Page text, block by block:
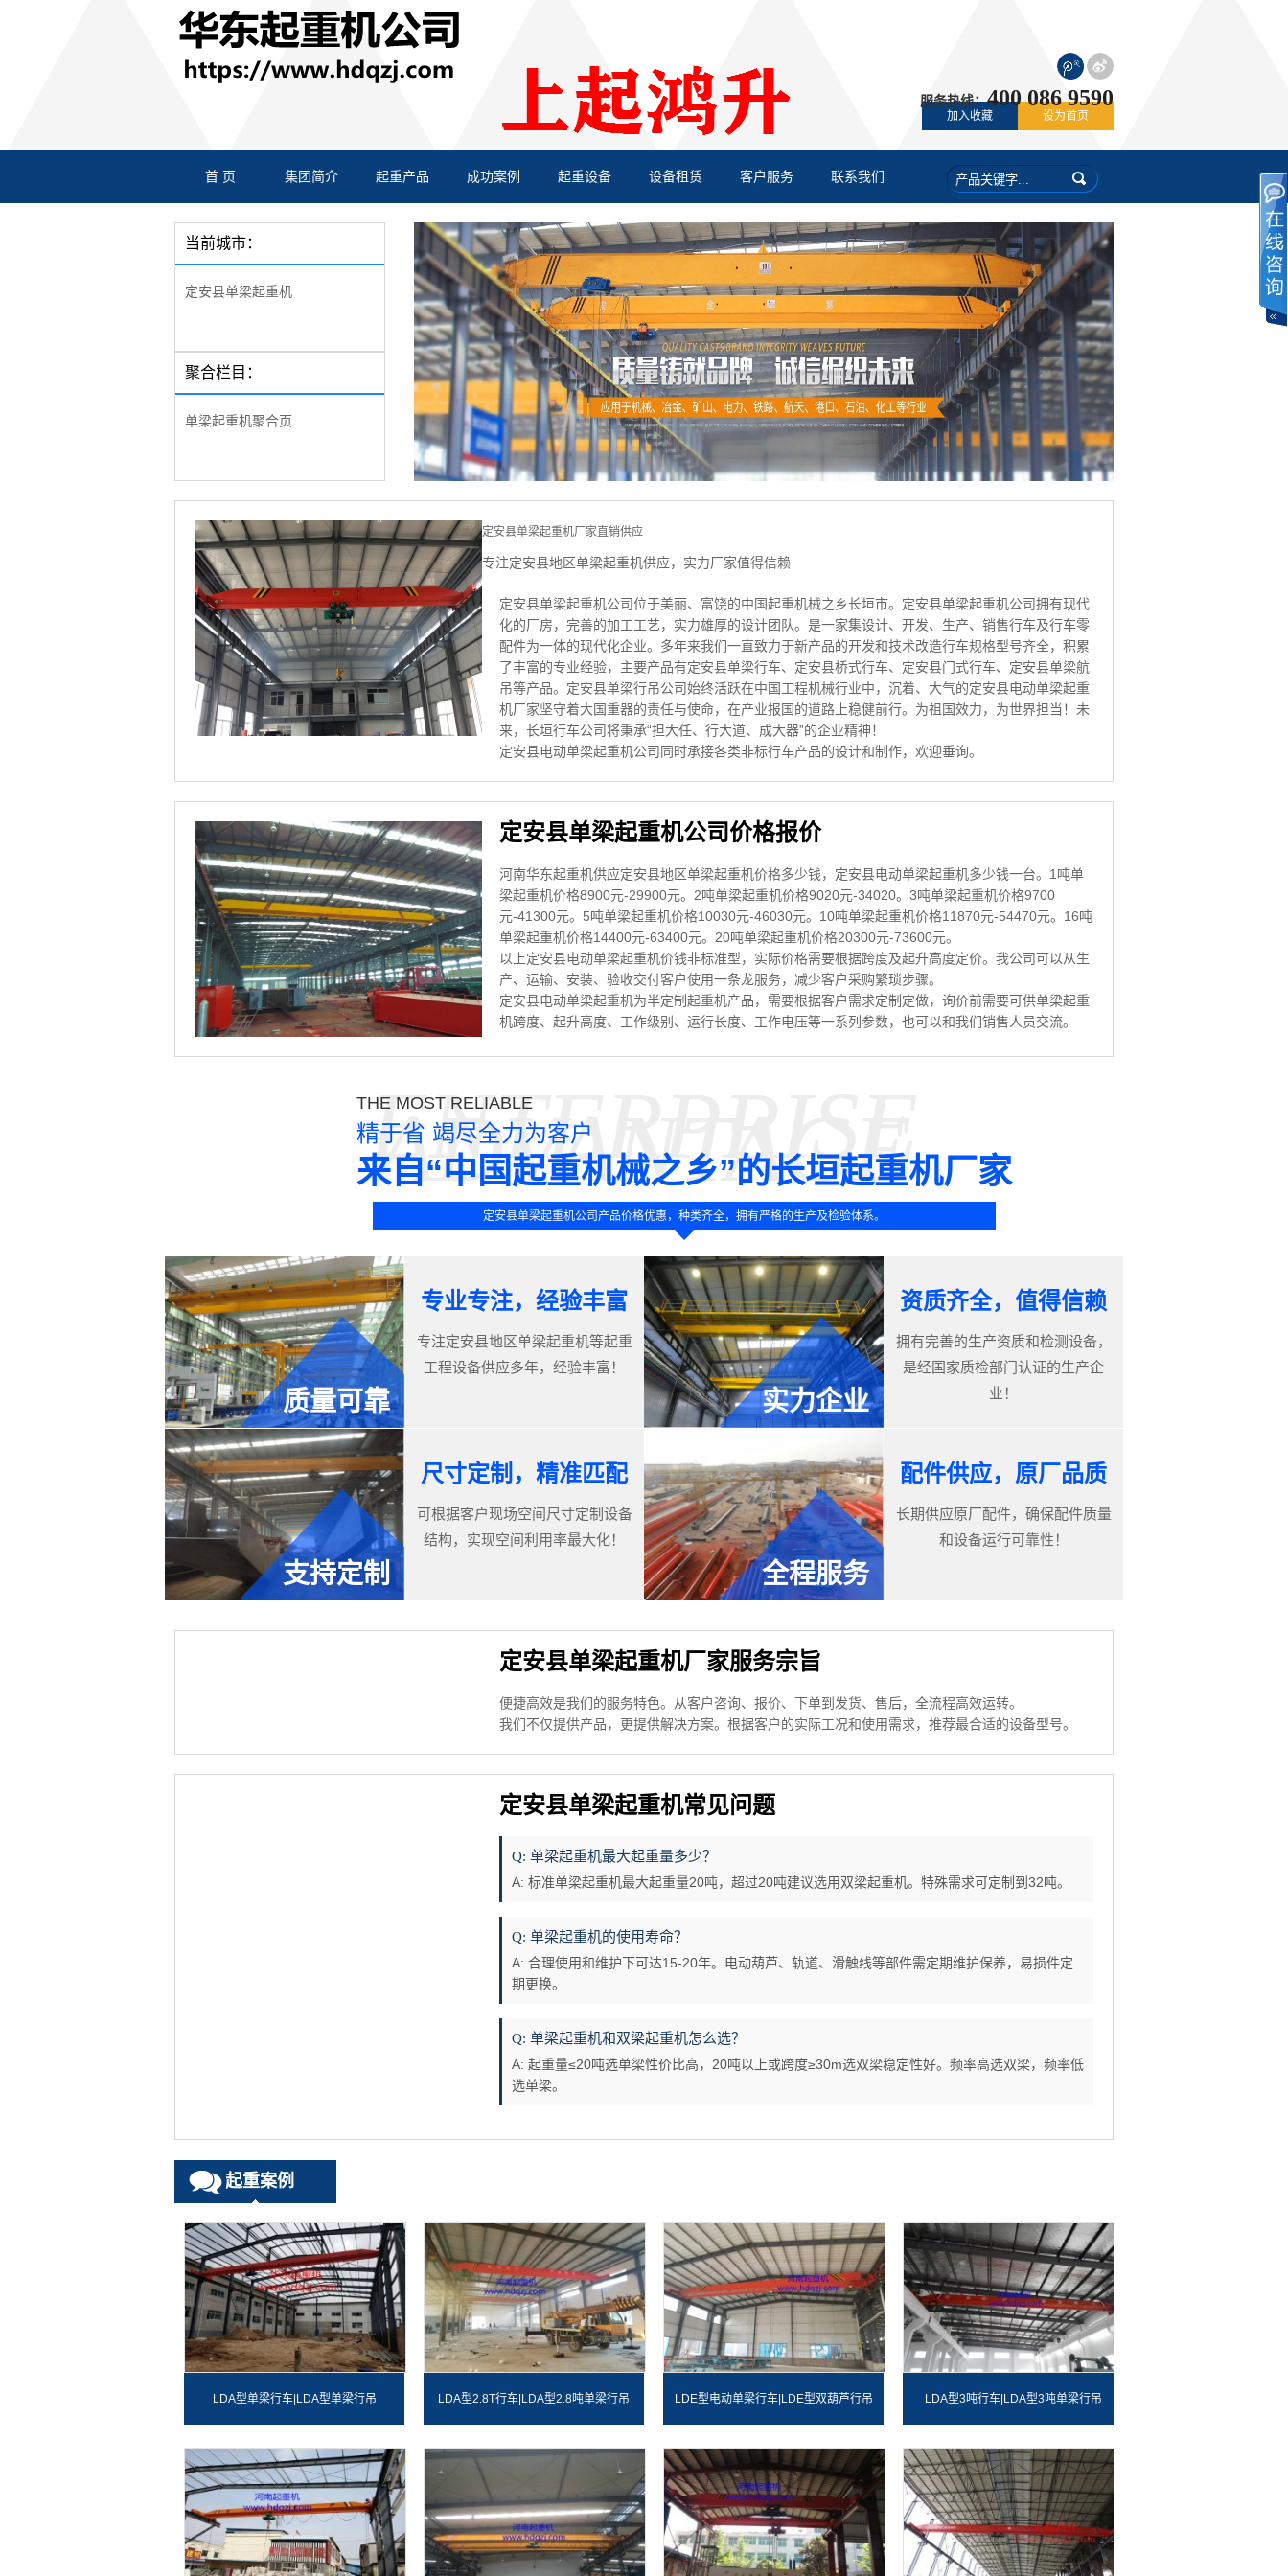
加入收藏 设为首页
服务热线：400 086 9590
首 页 集团简介 起重产品 成功案例 起重设备 设备租赁 客户服务 联系我们
当前城市：
定安县单梁起重机
聚合栏目：
单梁起重机聚合页
定安县单梁起重机厂家直销供应
专注定安县地区单梁起重机供应，实力厂家值得信赖
定安县单梁起重机公司位于美丽、富饶的中国起重机械之乡长垣市。定安县单梁起重机公司拥有现代
化的厂房，完善的加工工艺，实力雄厚的设计团队。是一家集设计、开发、生产、销售行车及行车零
配件为一体的现代化企业。多年来我们一直致力于新产品的开发和技术改造行车规格型号齐全，积累
了丰富的专业经验，主要产品有定安县单梁行车、定安县桥式行车、定安县门式行车、定安县单梁航
吊等产品。定安县单梁行吊公司始终活跃在中国工程机械行业中，沉着、大气的定安县电动单梁起重
机厂家坚守着大国重器的责任与使命，在产业报国的道路上稳健前行。为祖国效力，为世界担当！未
来，长垣行车公司将秉承“担大任、行大道、成大器”的企业精神！
定安县电动单梁起重机公司同时承接各类非标行车产品的设计和制作，欢迎垂询。
定安县单梁起重机公司价格报价
河南华东起重机供应定安县地区单梁起重机价格多少钱，定安县电动单梁起重机多少钱一台。1吨单
梁起重机价格8900元-29900元。2吨单梁起重机价格9020元-34020。3吨单梁起重机价格9700
元-41300元。5吨单梁起重机价格10030元-46030元。10吨单梁起重机价格11870元-54470元。16吨
单梁起重机价格14400元-63400元。20吨单梁起重机价格20300元-73600元。
以上定安县电动单梁起重机价钱非标准型，实际价格需要根据跨度及起升高度定价。我公司可以从生
产、运输、安装、验收交付客户使用一条龙服务，减少客户采购繁琐步骤。
定安县电动单梁起重机为半定制起重机产品，需要根据客户需求定制定做，询价前需要可供单梁起重
机跨度、起升高度、工作级别、运行长度、工作电压等一系列参数，也可以和我们销售人员交流。
ENTERPRISE
ADVANTAGE
THE MOST RELIABLE
精于省 竭尽全力为客户
来自“中国起重机械之乡”的长垣起重机厂家
定安县单梁起重机公司产品价格优惠，种类齐全，拥有严格的生产及检验体系。
质量可靠
专业专注，经验丰富
专注定安县地区单梁起重机等起重
工程设备供应多年，经验丰富！
实力企业
资质齐全，值得信赖
拥有完善的生产资质和检测设备，
是经国家质检部门认证的生产企
业！
支持定制
尺寸定制，精准匹配
可根据客户现场空间尺寸定制设备
结构，实现空间利用率最大化！
全程服务
配件供应，原厂品质
长期供应原厂配件，确保配件质量
和设备运行可靠性！
定安县单梁起重机厂家服务宗旨
便捷高效是我们的服务特色。从客户咨询、报价、下单到发货、售后，全流程高效运转。
我们不仅提供产品，更提供解决方案。根据客户的实际工况和使用需求，推荐最合适的设备型号。
定安县单梁起重机常见问题
Q: 单梁起重机最大起重量多少？
A: 标准单梁起重机最大起重量20吨，超过20吨建议选用双梁起重机。特殊需求可定制到32吨。
Q: 单梁起重机的使用寿命？
A: 合理使用和维护下可达15-20年。电动葫芦、轨道、滑触线等部件需定期维护保养，易损件定
期更换。
Q: 单梁起重机和双梁起重机怎么选？
A: 起重量≤20吨选单梁性价比高，20吨以上或跨度≥30m选双梁稳定性好。频率高选双梁，频率低
选单梁。
起重案例
LDA型单梁行车|LDA型单梁行吊 LDA型2.8T行车|LDA型2.8吨单梁行吊 LDE型电动单梁行车|LDE型双葫芦行吊 LDA型3吨行车|LDA型3吨单梁行吊